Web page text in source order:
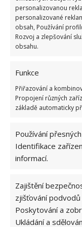
personalizovanou
personalizované
obsah, Používání
Rozvoj a zlepšování
obsahu.
Funkce
Přiřazování a
Propojení různých
základě automaticky
Používání
Identifikace
informací.
Zajištění
zjišťování
Poskytování a
Ukládání a
Přidejte svůj názor
KOMENTOVAT